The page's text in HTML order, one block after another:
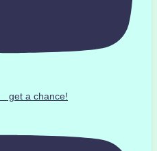
get a chance!